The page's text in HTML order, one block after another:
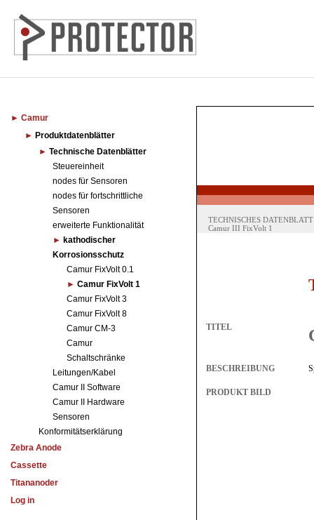
Camur
Produktdatenblätter
Technische Datenblätter
Steuereinheit
nodes für Sensoren
nodes für fortschrittliche
Sensoren
erweiterte Funktionalität
kathodischer
Korrosionsschutz
Camur FixVolt 0.1
Camur FixVolt 1
Camur FixVolt 3
Camur FixVolt 8
Camur CM-3
Camur
Schaltschränke
Leitungen/Kabel
Camur II Software
Camur II Hardware
Sensoren
Konformitätserklärung
Zebra Anode
Cassette
Titananoder
Log in